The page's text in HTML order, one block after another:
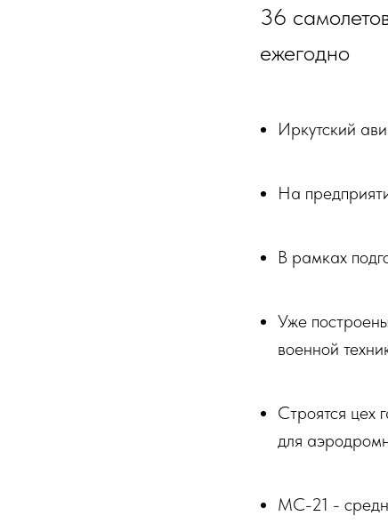
36
ежегодно
Иркутский
На
В рамках
Уже
военной
Строятся цех
для
МС-21 -